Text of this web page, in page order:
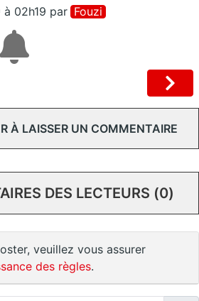
02h19 par Fouzi
À LAISSER UN COMMENTAIRE
DES LECTEURS (0)
veuillez vous assurer
des règles.